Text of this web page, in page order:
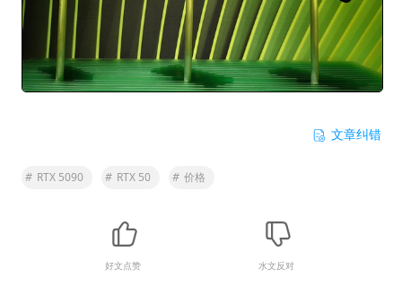
文章纠错
# RTX 5090 # RTX 50 # 价格
好文点赞 水文反对